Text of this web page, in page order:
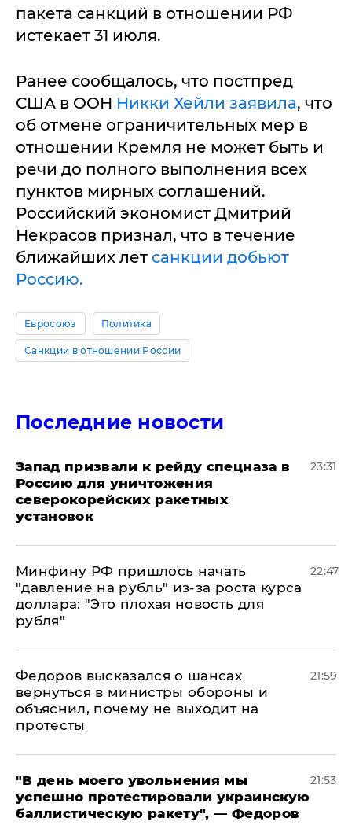
пакета санкций в отношении РФ
истекает 31 июля.
Ранее сообщалось, что постпред
США в ООН Никки Хейли заявила, что
об отмене ограничительных мер в
отношении Кремля не может быть и
речи до полного выполнения всех
пунктов мирных соглашений.
Российский экономист Дмитрий
Некрасов признал, что в течение
ближайших лет санкции добьют
Россию.
Евросоюз Политика
Санкции в отношении России
Последние новости
Запад призвали к рейду спецназа в
Россию для уничтожения
северокорейских ракетных
установок
23:31
Минфину РФ пришлось начать
"давление на рубль" из-за роста курса
доллара: "Это плохая новость для
рубля"
22:47
Федоров высказался о шансах
вернуться в министры обороны и
объяснил, почему не выходит на
протесты
21:59
​"В день моего увольнения мы
успешно протестировали украинскую
баллистическую ракету", — Федоров
21:53